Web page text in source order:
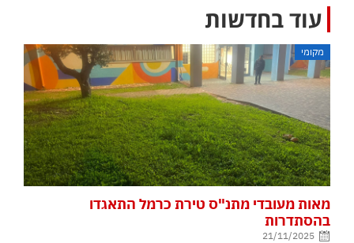
עוד בחדשות
מקומי
מאות מעובדי מתנ"ס טירת כרמל התאגדו
בהסתדרות
21/11/2025